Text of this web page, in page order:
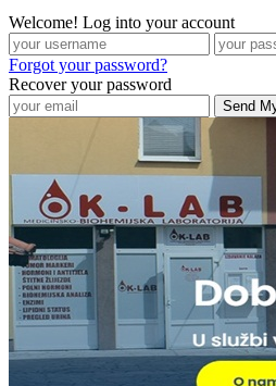
Welcome! Log into your account
Forgot your password?
Recover your password